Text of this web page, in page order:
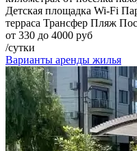
Детская площадка Wi-Fi
терраса Трансфер Пляж
от 330 до 4000 руб
/сутки
Варианты аренды жилья